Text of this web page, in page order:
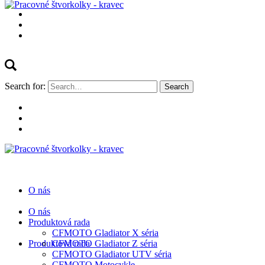
Search for:
O nás
Produktová rada
O nás
Produktová rada
CFMOTO Gladiator X séria
CFMOTO Gladiator Z séria
CFMOTO Gladiator UTV séria